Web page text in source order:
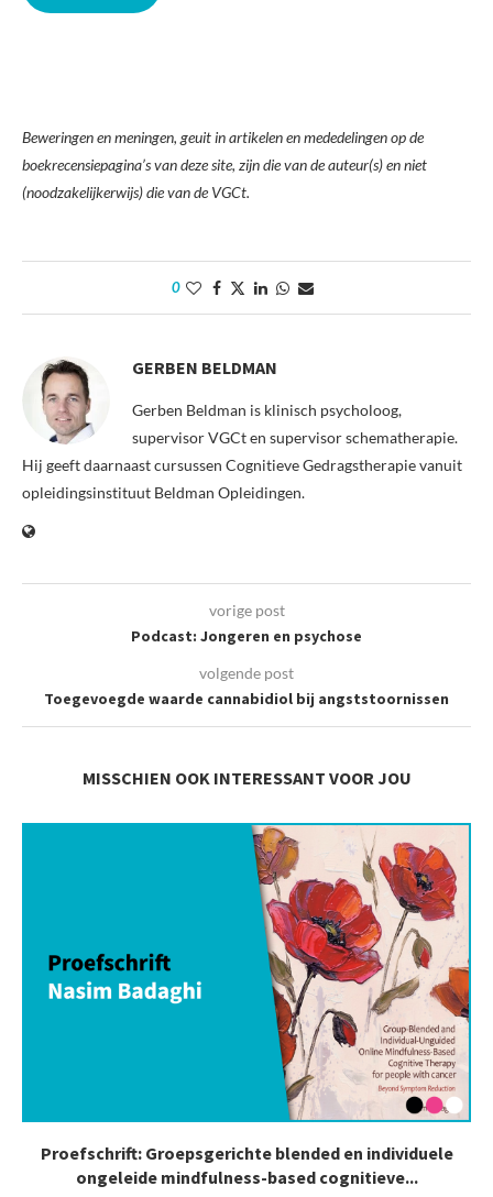
Beweringen en meningen, geuit in artikelen en mededelingen op de
boekrecensiepagina’s van deze site, zijn die van de auteur(s) en niet
(noodzakelijkerwijs) die van de VGCt.
0
GERBEN BELDMAN
Gerben Beldman is klinisch psycholoog,
supervisor VGCt en supervisor schematherapie.
Hij geeft daarnaast cursussen Cognitieve Gedragstherapie vanuit
opleidingsinstituut Beldman Opleidingen.
vorige post
Podcast: Jongeren en psychose
volgende post
Toegevoegde waarde cannabidiol bij angststoornissen
MISSCHIEN OOK INTERESSANT VOOR JOU
Proefschrift: Groepsgerichte blended en individuele
ongeleide mindfulness-based cognitieve...